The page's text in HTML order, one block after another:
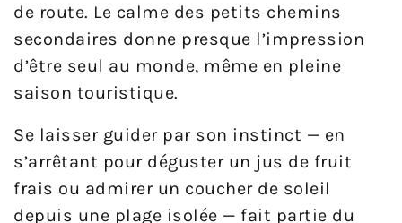
de route. Le calme des petits chemins
secondaires donne presque l’impression
d’être seul au monde, même en pleine
saison touristique.
Se laisser guider par son instinct — en
s’arrêtant pour déguster un jus de fruit
frais ou admirer un coucher de soleil
depuis une plage isolée — fait partie du